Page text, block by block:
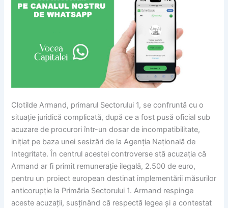
Clotilde Armand, primarul Sectorului 1, se confruntă cu o
situație juridică complicată, după ce a fost pusă oficial sub
acuzare de procurori într-un dosar de incompatibilitate,
inițiat pe baza unei sesizări de la Agenția Națională de
Integritate. În centrul acestei controverse stă acuzația că
Armand ar fi primit remunerație ilegală, 2.500 de euro,
pentru un proiect european destinat implementării măsurilor
anticorupție la Primăria Sectorului 1. Armand respinge
aceste acuzații, susținând că respectă legea și a contestat